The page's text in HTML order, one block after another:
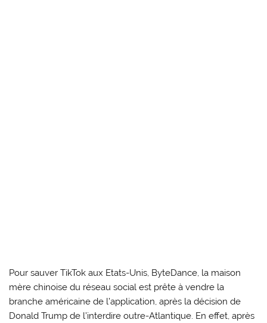
Pour sauver TikTok aux Etats-Unis, ByteDance, la maison
mère chinoise du réseau social est prête à vendre la
branche américaine de l’application, après la décision de
Donald Trump de l’interdire outre-Atlantique. En effet, après